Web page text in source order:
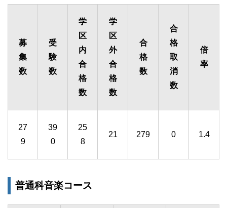
募
集
数
受
験
数
学
区
内
合
格
数
学
区
外
合
格
数
合
格
数
合
格
取
消
数
倍
率
27
9
39
0
25
8
21 279 0 1.4
普通科音楽コース